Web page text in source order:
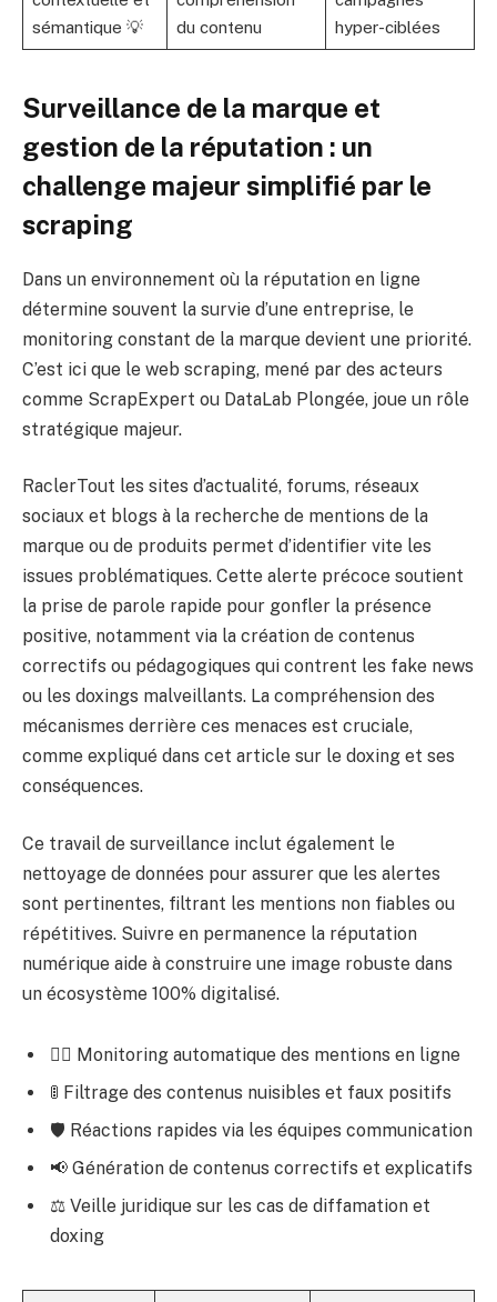
sémantique 💡
du contenu
hyper-ciblées
Surveillance de la marque et
gestion de la réputation : un
challenge majeur simplifié par le
scraping
Dans un environnement où la réputation en ligne
détermine souvent la survie d’une entreprise, le
monitoring constant de la marque devient une priorité.
C’est ici que le web scraping, mené par des acteurs
comme ScrapExpert ou DataLab Plongée, joue un rôle
stratégique majeur.
RaclerTout les sites d’actualité, forums, réseaux
sociaux et blogs à la recherche de mentions de la
marque ou de produits permet d’identifier vite les
issues problématiques. Cette alerte précoce soutient
la prise de parole rapide pour gonfler la présence
positive, notamment via la création de contenus
correctifs ou pédagogiques qui contrent les fake news
ou les doxings malveillants. La compréhension des
mécanismes derrière ces menaces est cruciale,
comme expliqué dans cet article sur le doxing et ses
conséquences.
Ce travail de surveillance inclut également le
nettoyage de données pour assurer que les alertes
sont pertinentes, filtrant les mentions non fiables ou
répétitives. Suivre en permanence la réputation
numérique aide à construire une image robuste dans
un écosystème 100% digitalisé.
🕵️‍♂️ Monitoring automatique des mentions en ligne
🚦 Filtrage des contenus nuisibles et faux positifs
🛡️ Réactions rapides via les équipes communication
📢 Génération de contenus correctifs et explicatifs
⚖️ Veille juridique sur les cas de diffamation et
doxing